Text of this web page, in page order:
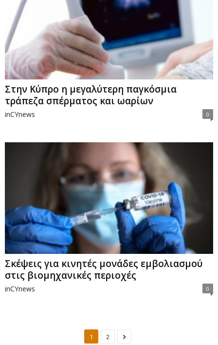
Στην Κύπρο η μεγαλύτερη παγκόσμια
τράπεζα σπέρματος και ωαρίων
inCYnews 0
Σκέψεις για κινητές μονάδες εμβολιασμού
στις βιομηχανικές περιοχές
inCYnews 0
1 2